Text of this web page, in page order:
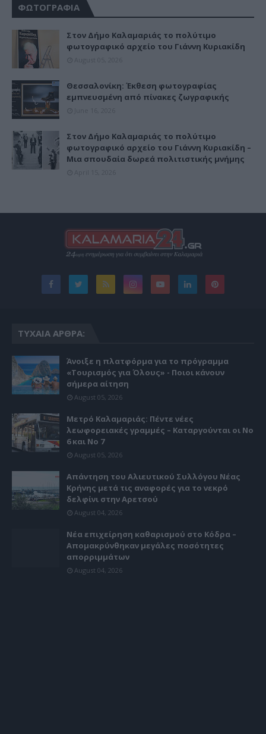
ΦΩΤΟΓΡΑΦΙΑ
Στον Δήμο Καλαμαριάς το πολύτιμο
φωτογραφικό αρχείο του Γιάννη Κυριακίδη
Θεσσαλονίκη: Έκθεση φωτογραφίας
εμπνευσμένη από πίνακες ζωγραφικής
Στον Δήμο Καλαμαριάς το πολύτιμο
φωτογραφικό αρχείο του Γιάννη Κυριακίδη –
Μια σπουδαία δωρεά πολιτιστικής μνήμης
ΤΥΧΑΊΑ ΆΡΘΡΑ:
Άνοιξε η πλατφόρμα για το πρόγραμμα
«Τουρισμός για Όλους» - Ποιοι κάνουν
σήμερα αίτηση
August 05, 2026
Μετρό Καλαμαριάς: Πέντε νέες
λεωφορειακές γραμμές – Καταργούνται οι Νο
6 και Νο 7
August 05, 2026
Απάντηση του Αλιευτικού Συλλόγου Νέας
Κρήνης μετά τις αναφορές για το νεκρό
δελφίνι στην Αρετσού
August 04, 2026
Νέα επιχείρηση καθαρισμού στο Κόδρα –
Απομακρύνθηκαν μεγάλες ποσότητες
απορριμμάτων
August 04, 2026